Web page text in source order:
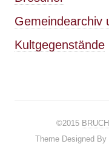
Gemeindearchiv
Kultgegenstände
©2015
Theme Designed By